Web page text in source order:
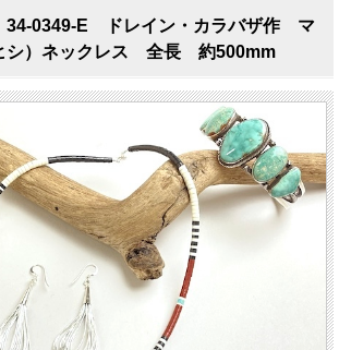
0349-E ドレイン・カラバザ作 マ
シ）ネックレス 全長 約500mm